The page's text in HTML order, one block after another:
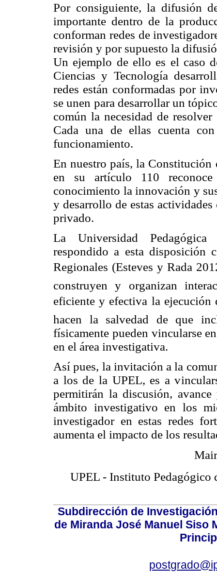
Por consiguiente, la difusión
importante dentro de la
conforman redes de
revisión y por supuesto la
Un ejemplo de ello es el caso
Ciencias y Tecnología
redes están conformadas por
se unen para desarrollar un
común la necesidad de
Cada una de ellas cuenta
funcionamiento.
En nuestro país, la Constitución
en su artículo 110
conocimiento la innovación y
y desarrollo de estas
privado.
La Universidad
respondido a esta disposición
Regionales (Esteves y Rada
construyen y organizan
eficiente y efectiva la ejecución
hacen la salvedad de que
físicamente pueden vincularse
en el área investigativa.
Así pues, la invitación a la
a los de la UPEL, es a
permitirán la discusión,
ámbito investigativo en los
investigador en estas redes
aumenta el impacto de los
UPEL - Instituto Pedagógico
Subdirección de
de Miranda José Manuel Siso